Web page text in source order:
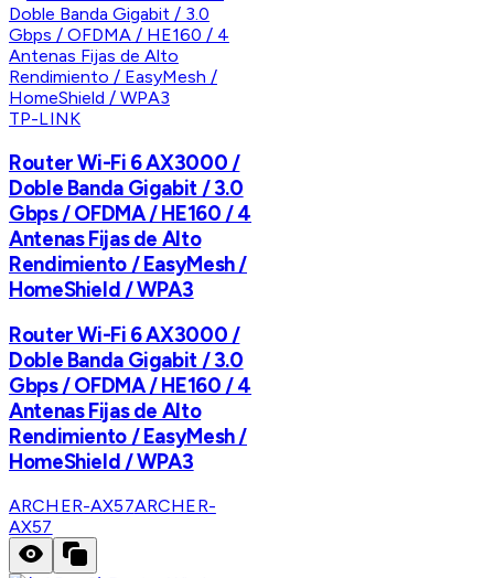
TP-LINK
Router Wi-Fi 6 AX3000 /
Doble Banda Gigabit / 3.0
Gbps / OFDMA / HE160 / 4
Antenas Fijas de Alto
Rendimiento / EasyMesh /
HomeShield / WPA3
Router Wi-Fi 6 AX3000 /
Doble Banda Gigabit / 3.0
Gbps / OFDMA / HE160 / 4
Antenas Fijas de Alto
Rendimiento / EasyMesh /
HomeShield / WPA3
ARCHER-AX57ARCHER-
AX57